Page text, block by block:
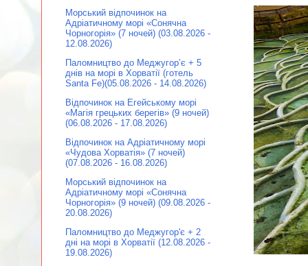
Морський відпочинок на
Адріатичному морі «Сонячна
Чорногорія» (7 ночей) (03.08.2026 -
12.08.2026)
Паломництво до Меджугор’є + 5
днів на морі в Хорватії (готель
Santa Fe)(05.08.2026 - 14.08.2026)
Відпочинок на Егейському морі
«Магія грецьких берегів» (9 ночей)
(06.08.2026 - 17.08.2026)
Відпочинок на Адріатичному морі
«Чудова Хорватія» (7 ночей)
(07.08.2026 - 16.08.2026)
Морський відпочинок на
Адріатичному морі «Сонячна
Чорногорія» (9 ночей) (09.08.2026 -
20.08.2026)
Паломництво до Меджугор'є + 2
дні на морі в Хорватії (12.08.2026 -
19.08.2026)